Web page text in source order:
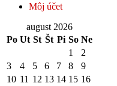
Môj účet
august 2026
Po Ut St Št Pi So Ne
1
2
3
4 5 6 7 8
9
10 11 12 13 14 15 16